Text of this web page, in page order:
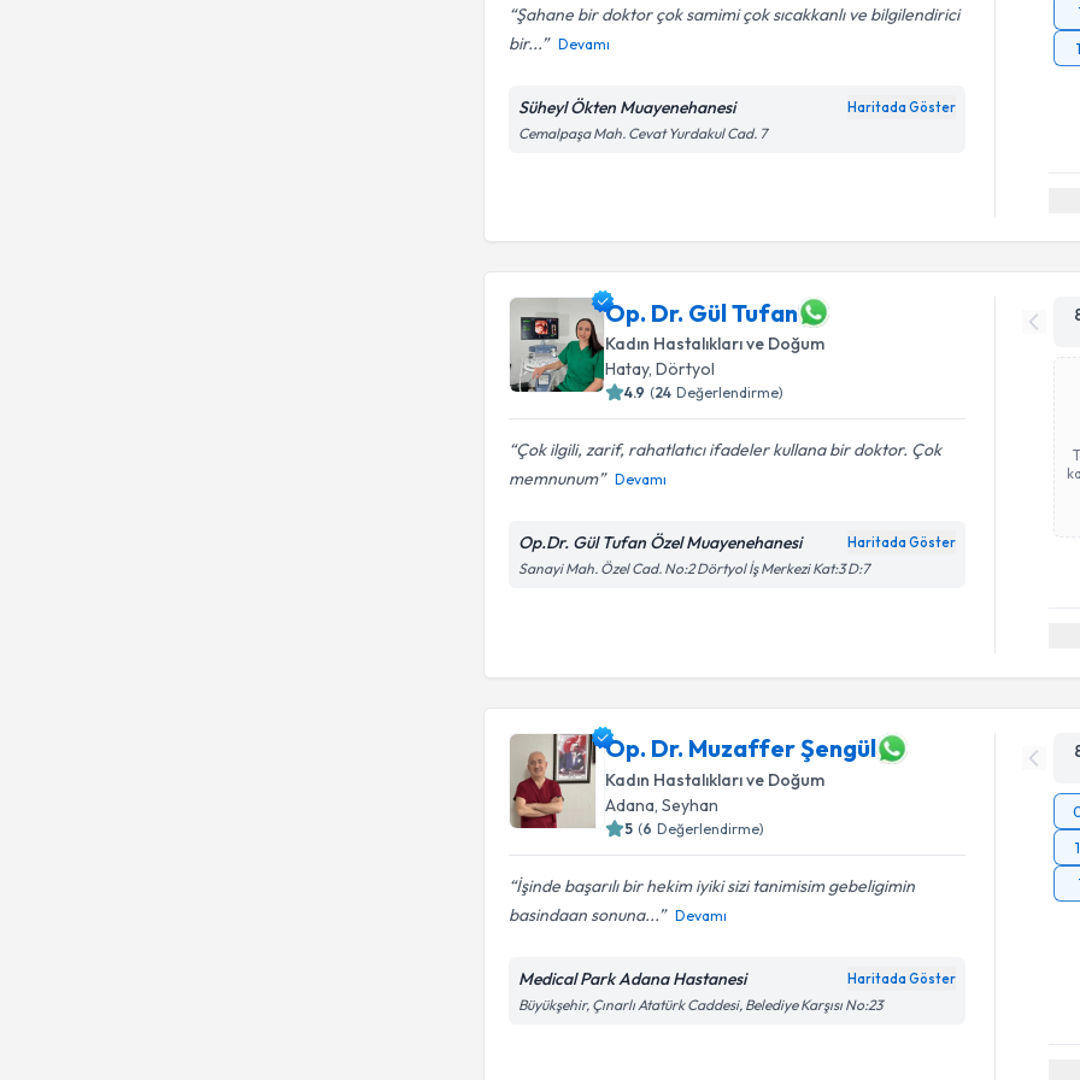
Şahane bir doktor çok samimi çok sıcakkanlı ve bilgilendirici
bir...
Devamı
Süheyl Ökten Muayenehanesi Haritada Göster
Cemalpaşa Mah. Cevat Yurdakul Cad. 7
Op. Dr. Gül Tufan
Kadın Hastalıkları ve Doğum
Hatay, Dörtyol
4.9 (24 Değerlendirme)
Çok ilgili, zarif, rahatlatıcı ifadeler kullana bir doktor. Çok
memnunum
Devamı
Op.Dr. Gül Tufan Özel Muayenehanesi Haritada Göster
Sanayi Mah. Özel Cad. No:2 Dörtyol İş Merkezi Kat:3 D:7
Op. Dr. Muzaffer Şengül
Kadın Hastalıkları ve Doğum
Adana , Seyhan
5 (6 Değerlendirme)
İşinde başarılı bir hekim iyiki sizi tanimisim gebeligimin
basindaan sonuna...
Devamı
Medical Park Adana Hastanesi Haritada Göster
Büyükşehir, Çınarlı Atatürk Caddesi, Belediye Karşısı No:23